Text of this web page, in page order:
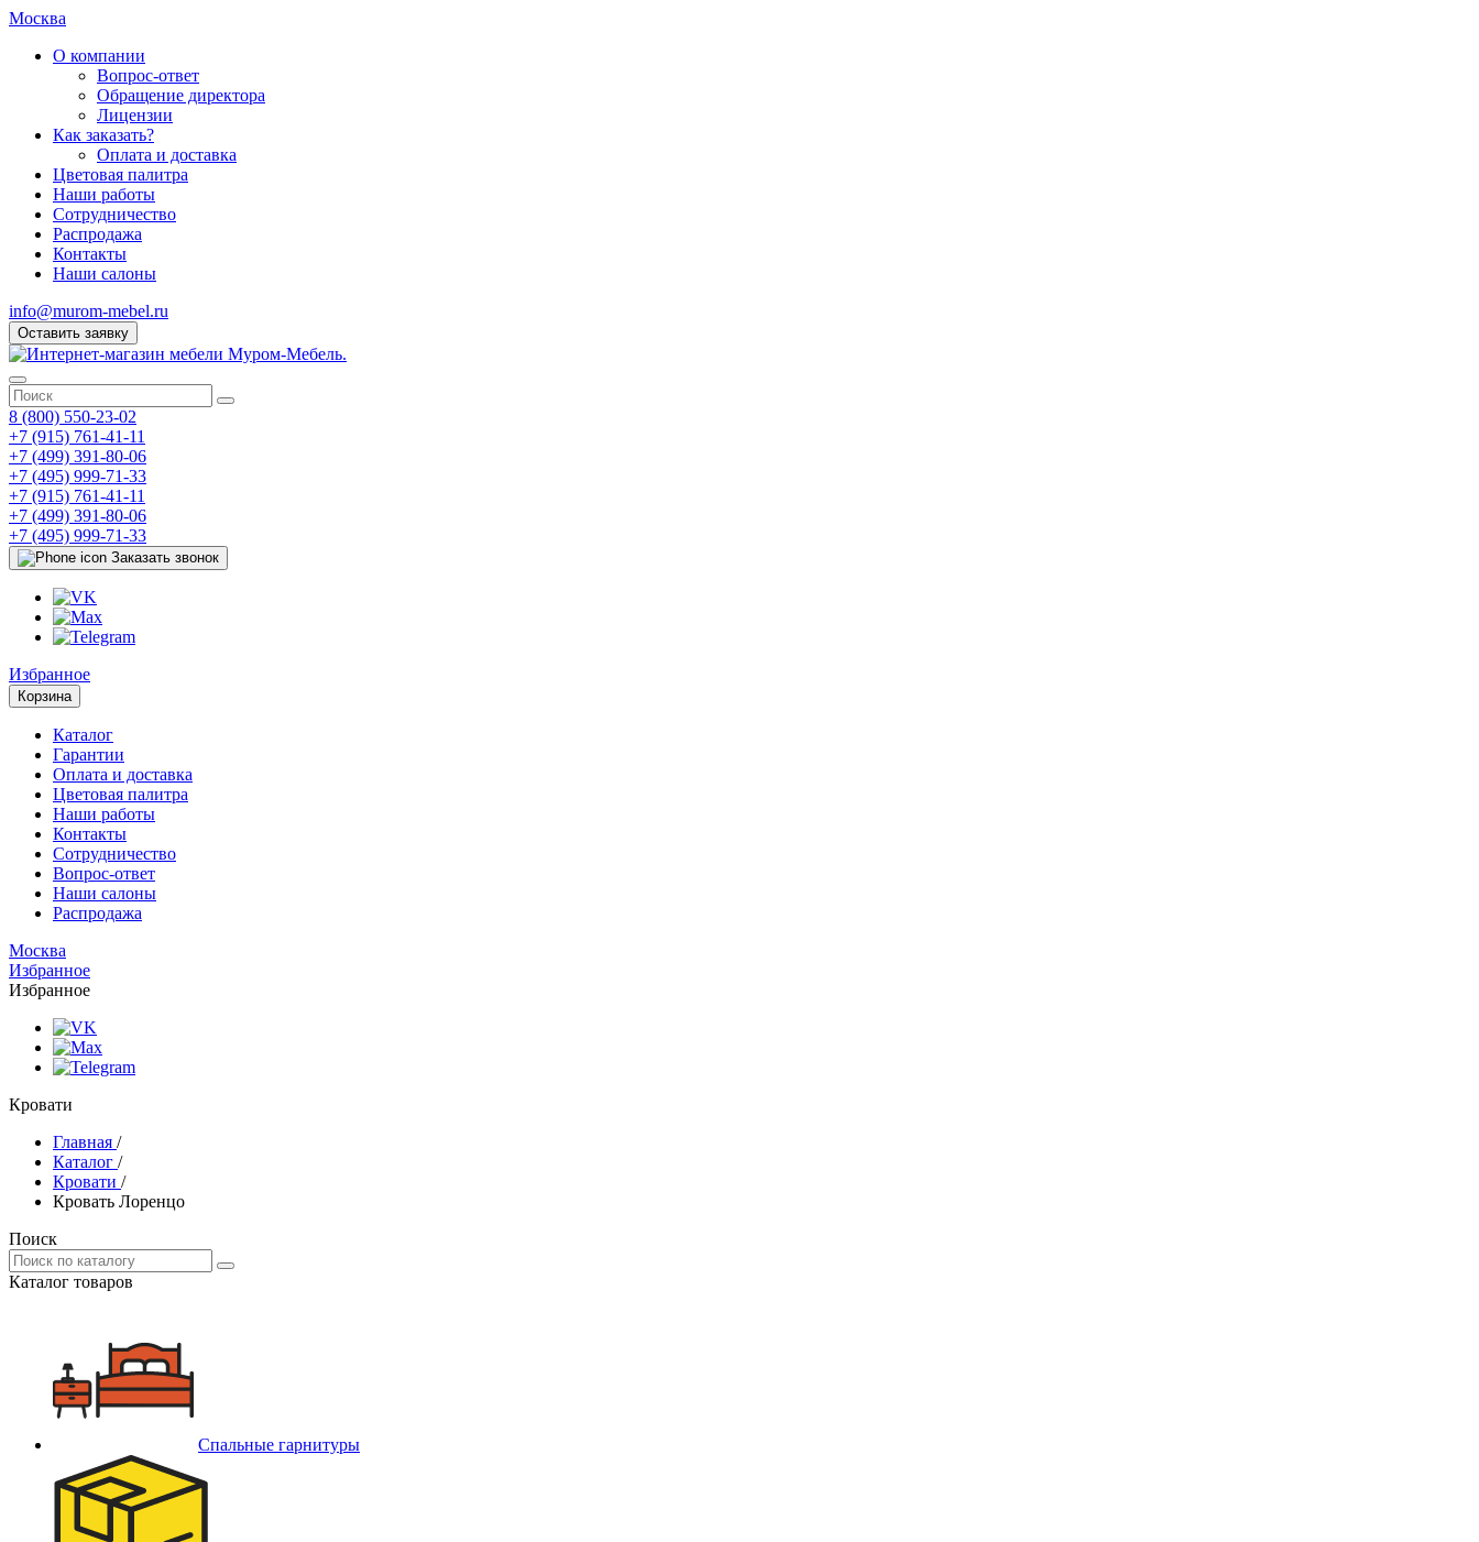
Москва
О компании
Вопрос-ответ
Обращение директора
Лицензии
Как заказать?
Оплата и доставка
Цветовая палитра
Наши работы
Сотрудничество
Распродажа
Контакты
Наши салоны
info@murom-mebel.ru
Оставить заявку
8 (800) 550-23-02
+7 (915) 761-41-11
+7 (499) 391-80-06
+7 (495) 999-71-33
+7 (915) 761-41-11
+7 (499) 391-80-06
+7 (495) 999-71-33
Заказать звонок
Избранное
Корзина
Каталог
Гарантии
Оплата и доставка
Цветовая палитра
Наши работы
Контакты
Сотрудничество
Вопрос-ответ
Наши салоны
Распродажа
Москва
Избранное
Избранное
Кровати
Главная /
Каталог /
Кровати /
Кровать Лоренцо
Поиск
Каталог товаров
Спальные гарнитуры